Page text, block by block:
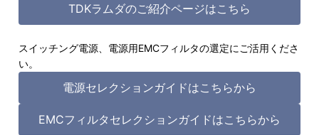
TDKラムダのご紹介ページはこちら
スイッチング電源、電源用EMCフィルタの選定にご活用くださ
い。
電源セレクションガイドはこちらから
EMCフィルタセレクションガイドはこちらから